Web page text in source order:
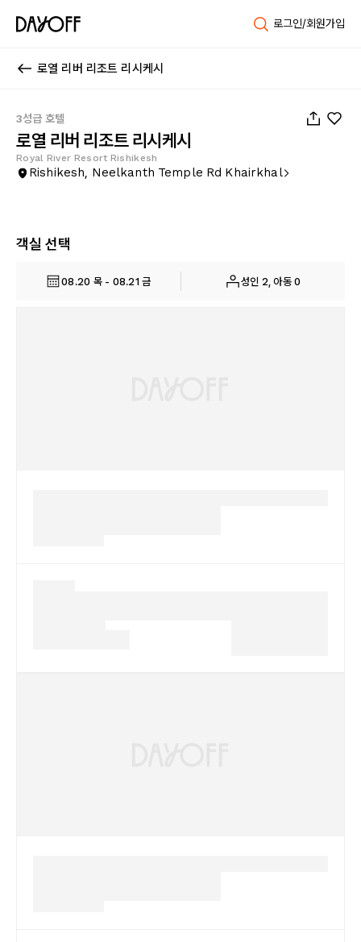
로그인/회원가입
로열 리버 리조트 리시케시
3성급 호텔
로열 리버 리조트 리시케시
Royal River Resort Rishikesh
Rishikesh, Neelkanth Temple Rd Khairkhal
객실 선택
08.20 목 - 08.21 금 성인 2, 아동 0